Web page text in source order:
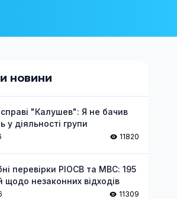
новини
справі "Калушев": Я не бачив
у діяльності групи
11820
перевірки РІОСВ та МВС: 195
щодо незаконних відходів
11309